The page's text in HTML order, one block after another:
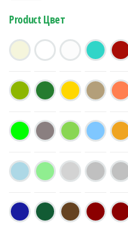
Product Цвет